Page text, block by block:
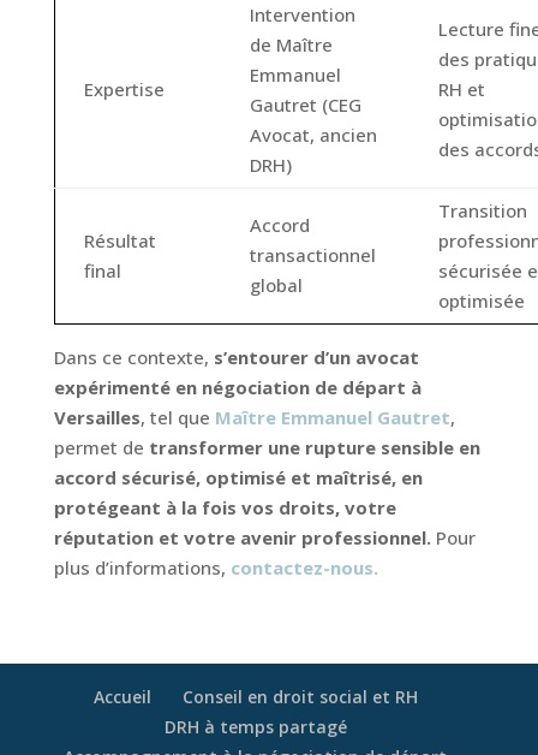
Expertise
Intervention
de Maître
Emmanuel
Gautret (CEG
Avocat, ancien
DRH)
Lecture
des
RH et
des
Résultat
final
Accord
transactionnel
global
Transition
sécurisée
optimisée
Dans ce contexte, s’entourer d’un avocat
expérimenté en négociation de départ à
Versailles, tel que Maître Emmanuel Gautret,
permet de transformer une rupture sensible en
accord sécurisé, optimisé et maîtrisé, en
protégeant à la fois vos droits, votre
réputation et votre avenir professionnel. Pour
plus d’informations, contactez-nous.
Accueil
Conseil en droit social et RH
DRH à temps partagé